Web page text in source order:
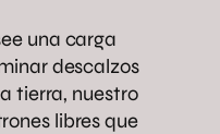
una carga
descalzos
tierra, nuestro
libres que